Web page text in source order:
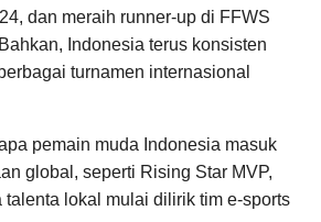
dan meraih runner-up di FFWS
Indonesia terus konsisten
turnamen internasional
pemain muda Indonesia masuk
global, seperti Rising Star MVP,
talenta lokal mulai dilirik tim e-sports